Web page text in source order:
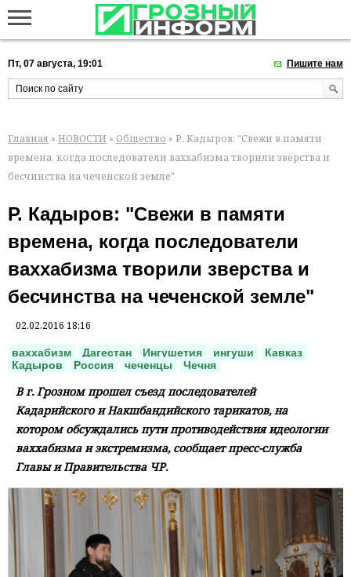
Пт, 07 августа, 19:01 Пишите нам
Главная » НОВОСТИ » Общество » Р. Кадыров: "Свежи в памяти
времена, когда последователи ваххабизма творили зверства и
бесчинства на чеченской земле"
Р. Кадыров: "Свежи в памяти
времена, когда последователи
ваххабизма творили зверства и
бесчинства на чеченской земле"
02.02.2016 18:16
ваххабизм Дагестан Ингушетия ингуши
Кавказ
Кадыров
Россия чеченцы Чечня
В г. Грозном прошел съезд последователей
Кадарийского и Накшбандийского тарикатов, на
котором обсуждались пути противодействия идеологии
ваххабизма и экстремизма, сообщает пресс-служба
Главы и Правительства ЧР.